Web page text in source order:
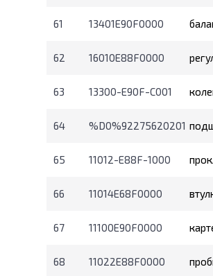
61 13401E90F0000
62 16010E88F0000
63 13300-E90F-C001
64 %D0%92275620201
65 11012-E88F-1000
66 11014E68F0000
67 11100E90F0000
68 11022E88F0000